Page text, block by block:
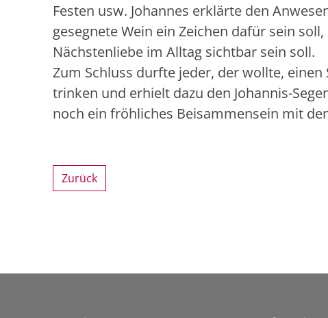
Festen usw. Johannes erklärte den
gesegnete Wein ein Zeichen dafür sein
Nächstenliebe im Alltag sichtbar sein soll.
Zum Schluss durfte jeder, der wollte, einen
trinken und erhielt dazu den Johannis-
noch ein fröhliches Beisammensein mit
Zurück